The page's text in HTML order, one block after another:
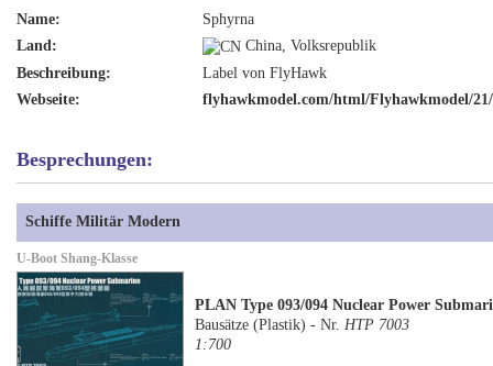
Name:
Sphyrna
Land:
China, Volksrepublik
Beschreibung:
Label von FlyHawk
Webseite:
flyhawkmodel.com/html/Flyhawkmodel/
Besprechungen:
Schiffe Militär Modern
U-Boot Shang-Klasse
PLAN Type 093/094 Nuclear Power
Bausätze (Plastik) - Nr.HTP 7003
1:700